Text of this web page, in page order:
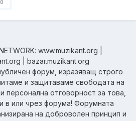
0
www.muzikant.org |
| bazar.muzikant.org
форум, изразяващ строго
и защитаваме свободата на
персонална отговорност за това,
в или чрез форума! Форумната
на доброволен принцип и